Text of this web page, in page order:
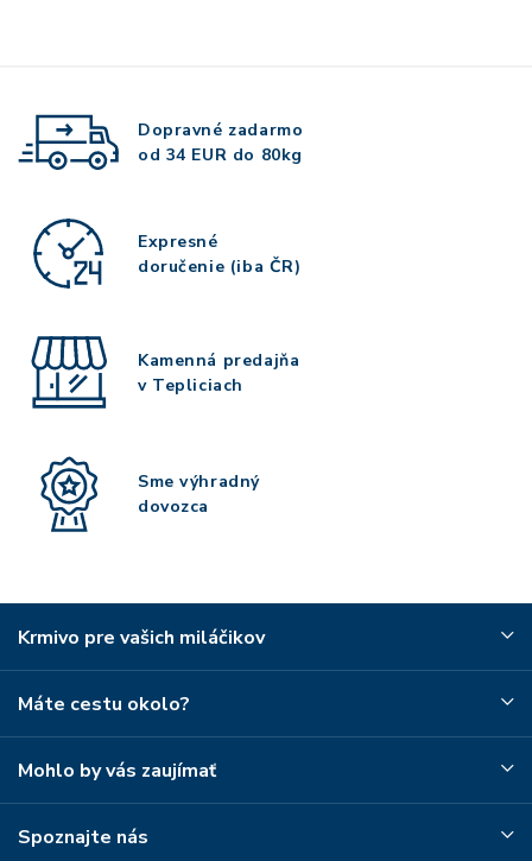
Dopravné zadarmo
od 34 EUR do 80kg
Expresné
doručenie (iba ČR)
Kamenná predajňa
v Tepliciach
Sme výhradný
dovozca
Krmivo pre vašich miláčikov
Máte cestu okolo?
Mohlo by vás zaujímať
Spoznajte nás